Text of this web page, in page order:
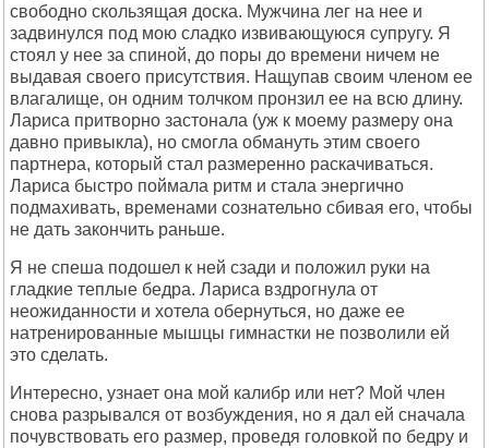
свободно скользящая доска. Мужчина лег на нее и
задвинулся под мою сладко извивающуюся супругу. Я
стоял у нее за спиной, до поры до времени ничем не
выдавая своего присутствия. Нащупав своим членом ее
влагалище, он одним толчком пронзил ее на всю длину.
Лариса притворно застонала (уж к моему размеру она
давно привыкла), но смогла обмануть этим своего
партнера, который стал размеренно раскачиваться.
Лариса быстро поймала ритм и стала энергично
подмахивать, временами сознательно сбивая его, чтобы
не дать закончить раньше.
Я не спеша подошел к ней сзади и положил руки на
гладкие теплые бедра. Лариса вздрогнула от
неожиданности и хотела обернуться, но даже ее
натренированные мышцы гимнастки не позволили ей
это сделать.
Интересно, узнает она мой калибр или нет? Мой член
снова разрывался от возбуждения, но я дал ей сначала
почувствовать его размер, проведя головкой по бедру и